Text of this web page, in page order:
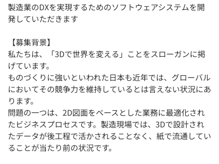
製造業のDXを実現するためのソフトウェアシステムを開
発していただきます
【募集背景】
私たちは、「3Dで世界を変える」ことをスローガンに掲
げています。
ものづくりに強いといわれた日本も近年では、グローバル
においてその競争力を維持しているとは言えない状況にあ
ります。
問題の一つは、2D図面をベースとした業務に最適化され
たビジネスプロセスです。製造現場では、3Dで設計され
たデータが後工程で活かされることなく、紙で流通してい
ることが当たり前の状況です。